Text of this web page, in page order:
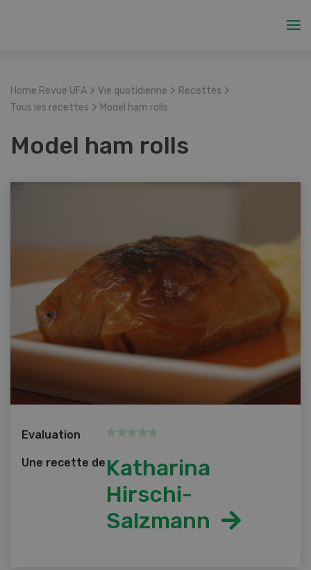
Home Revue UFA > Vie quotidienne > Recettes >
Tous les recettes > Model ham rolls
Model ham rolls
Evaluation
Une recette de Katharina
Hirschi-
Salzmann